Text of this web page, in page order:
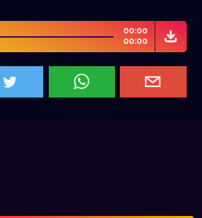
00:00
00:00